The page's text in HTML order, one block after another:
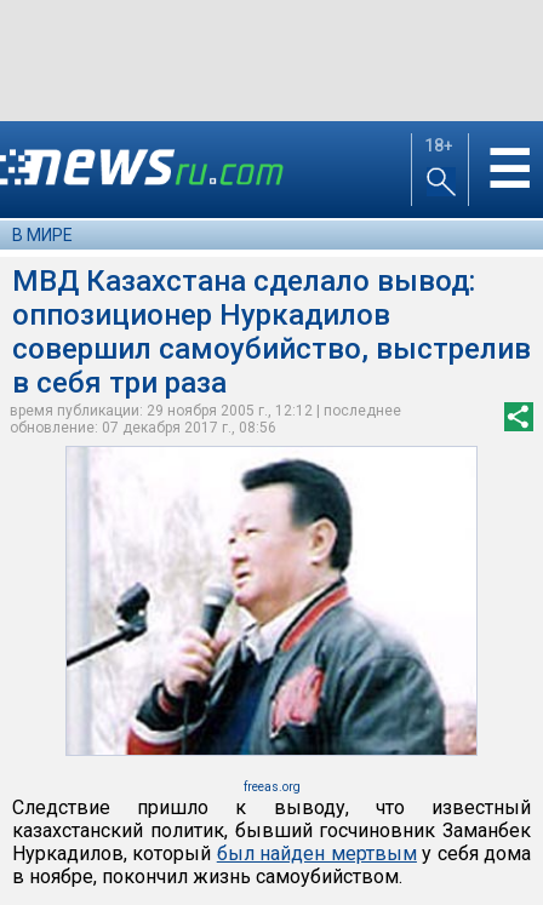
18+ ☰
В МИРЕ
МВД Казахстана сделало вывод:
оппозиционер Нуркадилов
совершил самоубийство, выстрелив
в себя три раза
время публикации: 29 ноября 2005 г., 12:12 | последнее
обновление: 07 декабря 2017 г., 08:56
freeas.org
Следствие пришло к выводу, что известный
казахстанский политик, бывший госчиновник Заманбек
Нуркадилов, который был найден мертвыму себя дома
в ноябре, покончил жизнь самоубийством.